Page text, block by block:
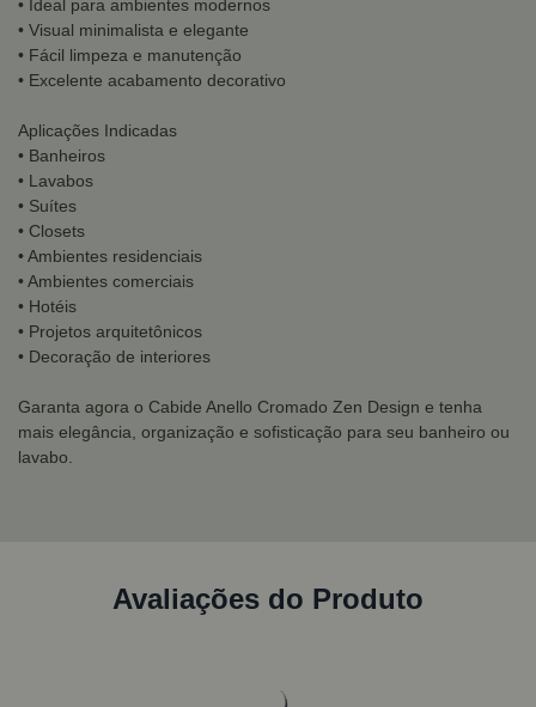
• Ideal para ambientes modernos
• Visual minimalista e elegante
• Fácil limpeza e manutenção
• Excelente acabamento decorativo
Aplicações Indicadas
• Banheiros
• Lavabos
• Suítes
• Closets
• Ambientes residenciais
• Ambientes comerciais
• Hotéis
• Projetos arquitetônicos
• Decoração de interiores
Garanta agora o Cabide Anello Cromado Zen Design e tenha
mais elegância, organização e sofisticação para seu banheiro ou
lavabo.
Avaliações do Produto